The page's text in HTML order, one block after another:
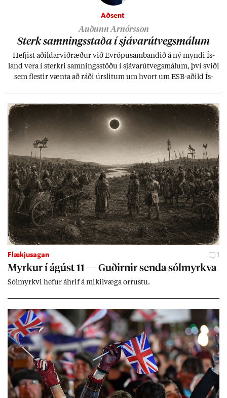
Aðsent
Auðunn Arnórsson
Sterk samn­ings­staða í sjáv­ar­út­vegs­mál­um
Hefj­ist að­ild­ar­við­ræð­ur við Evr­ópu­sam­band­ið á ný myndi Ís­
land vera í sterkri samn­ings­stöðu í sjáv­ar­út­vegs­mál­um, því sviði
sem flest­ir vænta að ráði úr­slit­um um hvort um ESB-að­ild Ís­
kerfi, en sveigj­an­leiki til lausna er um­tals­verð­ur.
Flækjusagan 1
Myrk­ur í ág­úst 11 — Guð­irn­ir senda sól­myrkva
Sól­myrkvi hef­ur áhrif á mik­il­væga orr­ustu.